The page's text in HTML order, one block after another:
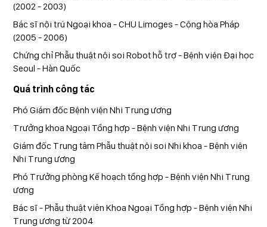
(2002 - 2003)
Bác sĩ nội trú Ngoại khoa - CHU Limoges - Cộng hòa Pháp
(2005 - 2006)
Chứng chỉ Phẫu thuật nội soi Robot hỗ trợ - Bệnh viện Đại học
Seoul - Hàn Quốc
Quá trình công tác
Phó Giám đốc Bệnh viện Nhi Trung ương
Trưởng khoa Ngoại Tổng hợp - Bệnh viện Nhi Trung ương
Giám đốc Trung tâm Phẫu thuật nội soi Nhi khoa - Bệnh viện
Nhi Trung ương
Phó Trưởng phòng Kế hoạch tổng hợp - Bệnh viện Nhi Trung
ương
Bác sĩ - Phẫu thuật viên Khoa Ngoại Tổng hợp - Bệnh viện Nhi
Trung ương từ 2004